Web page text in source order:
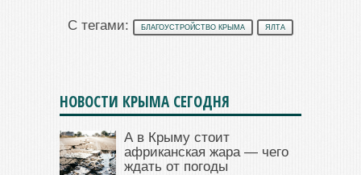
С тегами: БЛАГОУСТРОЙСТВО КРЫМА ЯЛТА
НОВОСТИ КРЫМА СЕГОДНЯ
А в Крыму стоит
африканская жара — чего
ждать от погоды